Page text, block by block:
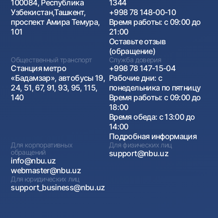
100084, Республика
Узбекистан,Ташкент,
проспект Амира Темура,
101
1344
+998 78 148-00-10
Время работы: с 09:00 до
21:00
Оставьте отзыв
(обращение)
Общественный транспорт
Станция метро
«Бадамзар», автобусы 19,
24, 51, 67, 91, 93, 95, 115,
140
Служба доверия
+998 78 147-15-04
Рабочие дни: с
понедельника по пятницу
Время работы: с 09:00 до
18:00
Время обеда: с 13:00 до
14:00
Подробная информация
Для корпоративных
обращений
info@nbu.uz
webmaster@nbu.uz
Для физических лиц
support@nbu.uz
Для юридических лиц
support_business@nbu.uz